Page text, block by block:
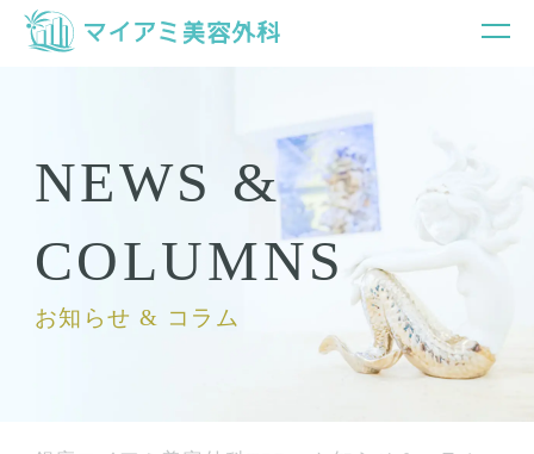
NEWS &
COLUMNS
お知らせ & コラム